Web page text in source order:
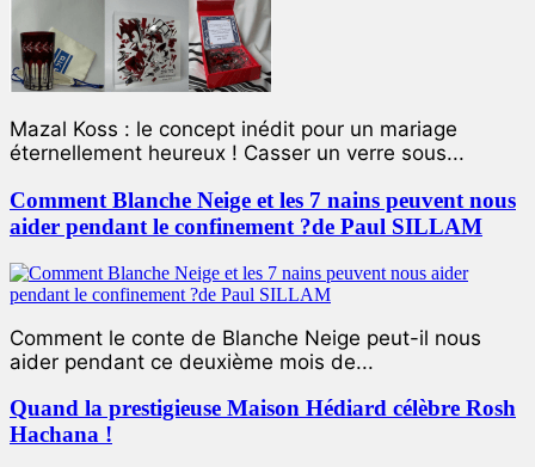
Mazal Koss : le concept inédit pour un mariage
éternellement heureux ! Casser un verre sous...
Comment Blanche Neige et les 7 nains peuvent nous
aider pendant le confinement ?de Paul SILLAM
Comment le conte de Blanche Neige peut-il nous
aider pendant ce deuxième mois de...
Quand la prestigieuse Maison Hédiard célèbre Rosh
Hachana !